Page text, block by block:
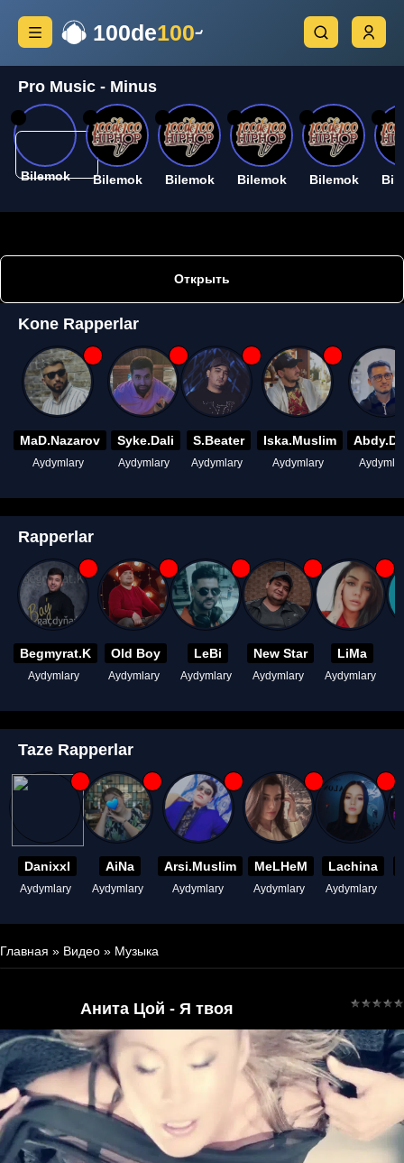
100de100
Pro Music - Minus
Bilemok Bilemok Bilemok Bilemok Bilemok
Открыть
Kone Rapperlar
MaD.Nazarov
Aydymlary
Syke.Dali
Aydymlary
S.Beater
Aydymlary
Iska.Muslim
Aydymlary
Rapperlar
Begmyrat.K
Aydymlary
Old Boy
Aydymlary
LeBi
Aydymlary
New Star
Aydymlary
LiMa
Aydymlary
Taze Rapperlar
Danixxl
Aydymlary
AiNa
Aydymlary
Arsi.Muslim
Aydymlary
MeLHeM
Aydymlary
Lachina
Aydymlary
Главная » Видео » Музыка
Анита Цой - Я твоя